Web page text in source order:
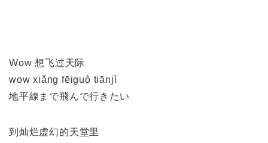
Wow 想飞过天际
wow xiǎng fēiguò tiānjì
地平線まで飛んで行きたい
到灿烂虚幻的天堂里